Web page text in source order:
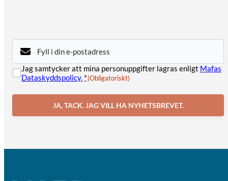
E-
post(Obligatoriskt)
Samtycke(Obligatoriskt)
Jag samtycker att mina personuppgifter lagras enligt Mafas
Dataskyddspolicy. *(Obligatoriskt)
JA, TACK. JAG VILL HA NYHETSBREVET.